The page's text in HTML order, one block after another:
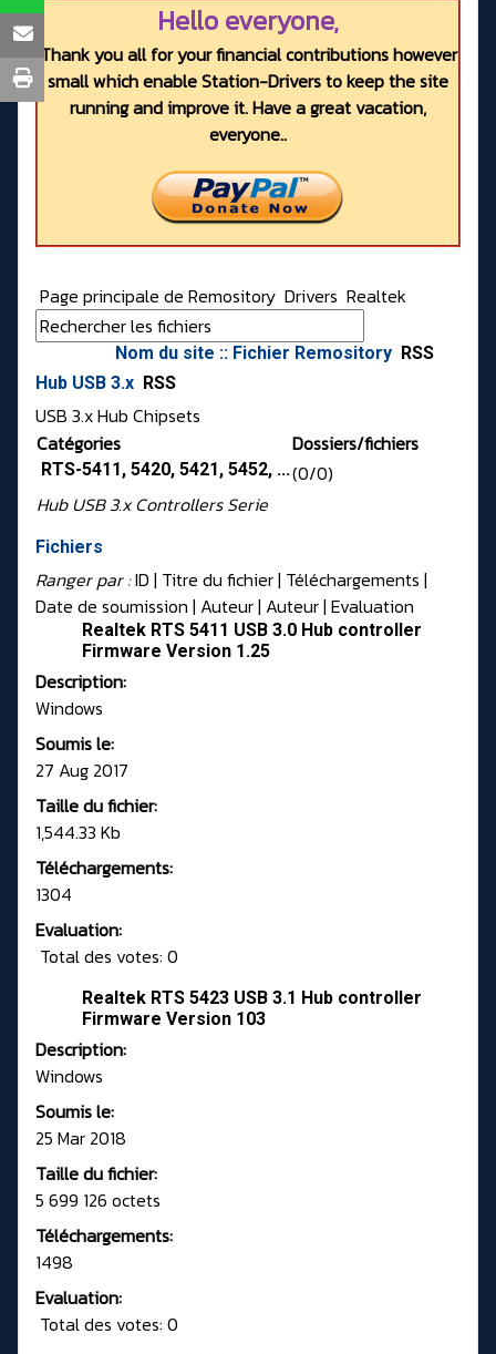
Hello everyone,
Thank you all for your financial contributions however
small which enable Station-Drivers to keep the site
running and improve it. Have a great vacation,
everyone..
Page principale de Remository Drivers Realtek
Nom du site :: Fichier Remository RSS
Hub USB 3.x RSS
USB 3.x Hub Chipsets
Catégories
Dossiers/fichiers
RTS-5411, 5420, 5421, 5452, ...(0/0)
Hub USB 3.x Controllers Serie
Fichiers
Ranger par :ID | Titre du fichier | Téléchargements |
Date de soumission | Auteur| Auteur| Evaluation
Realtek RTS 5411 USB 3.0 Hub controller
Firmware Version 1.25
Description:
Windows
Soumis le:
27 Aug 2017
Taille du fichier:
1,544.33 Kb
Téléchargements:
1304
Evaluation:
Total des votes: 0
Realtek RTS 5423 USB 3.1 Hub controller
Firmware Version 103
Description:
Windows
Soumis le:
25 Mar 2018
Taille du fichier:
5 699 126 octets
Téléchargements:
1498
Evaluation:
Total des votes: 0